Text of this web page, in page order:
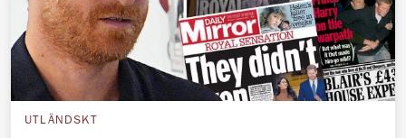
UTLÄNDSKT